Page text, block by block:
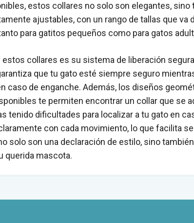
estos collares no solo son elegantes, sino
ajustables, con un rango de tallas que va
para gatitos pequeños como para gatos
collares es su sistema de liberación
que tu gato esté siempre seguro
caso de enganche. Además, los diseños
te permiten encontrar un collar que se
tenido dificultades para localizar a tu gato en
con cada movimiento, lo que facilita
solo son una declaración de estilo, sino
querida mascota.